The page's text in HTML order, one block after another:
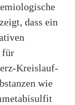
dass ein
für
Kreislauf-
wie